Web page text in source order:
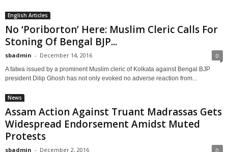
English Articles
No ‘Poriborton’ Here: Muslim Cleric Calls For
Stoning Of Bengal BJP...
sbadmin - December 14, 2016 0
A fatwa issued by a prominent Muslim cleric of Kolkata against Bengal BJP
president Dilip Ghosh has not only evoked no adverse reaction from...
News
Assam Action Against Truant Madrassas Gets
Widespread Endorsement Amidst Muted
Protests
sbadmin - December 2, 2016 0